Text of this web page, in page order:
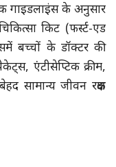
गाइडलाइंस के अनुसार
किट (फर्स्ट-एड
बच्चों के डॉक्टर की
एंटीसेप्टिक क्रीम,
सामान्य जीवन रक्षक